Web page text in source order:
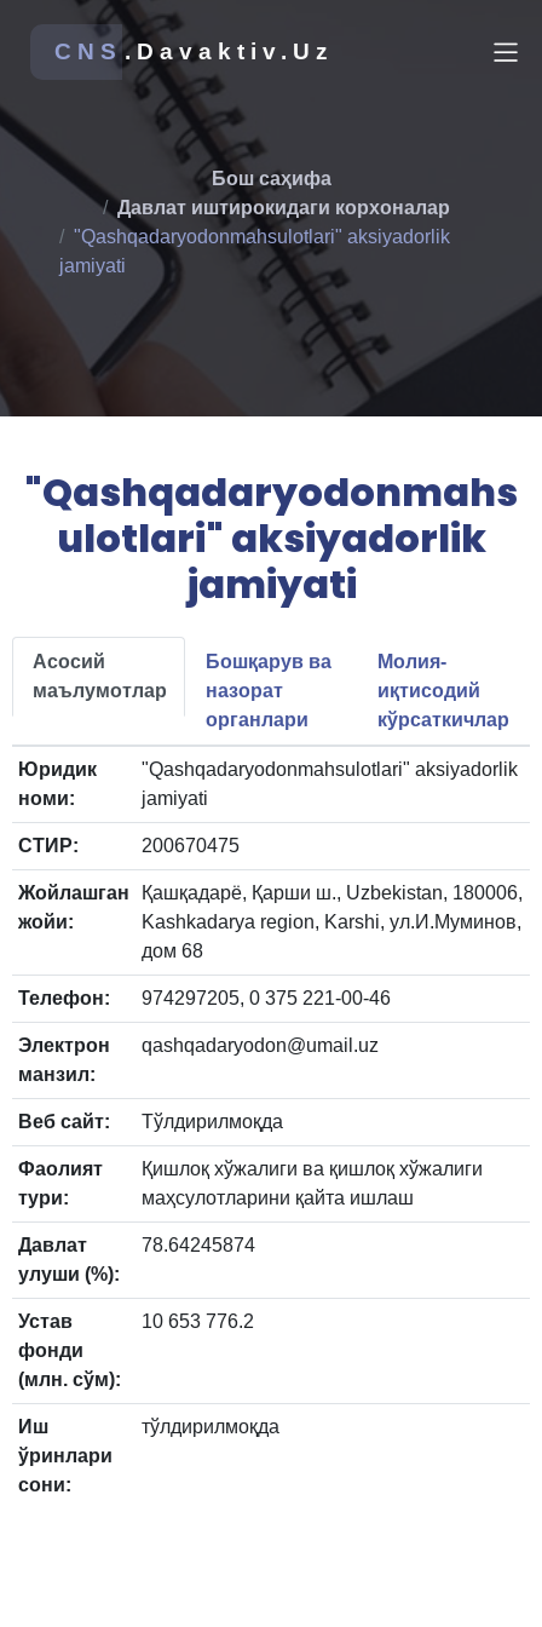
CNS .Davaktiv.Uz
Бош саҳифа
Давлат иштирокидаги корхоналар
"Qashqadaryodonmahsulotlari" aksiyadorlik
jamiyati
"Qashqadaryodonmahs
ulotlari" aksiyadorlik
jamiyati
Асосий
маълумотлар
Бошқарув ва
назорат
органлари
Молия-
иқтисодий
кўрсаткичлар
Юридик
номи:
"Qashqadaryodonmahsulotlari" aksiyadorlik
jamiyati
СТИР: 200670475
Жойлашган
жойи:
Қашқадарё, Қарши ш., Uzbekistan, 180006,
Kashkadarya region, Karshi, ул.И.Муминов,
дом 68
Телефон: 974297205, 0 375 221-00-46
Электрон
манзил:
qashqadaryodon@umail.uz
Веб сайт: Тўлдирилмоқда
Фаолият
тури:
Қишлоқ хўжалиги ва қишлоқ хўжалиги
маҳсулотларини қайта ишлаш
Давлат
улуши (%):
78.64245874
Устав
фонди
(млн. сўм):
10 653 776.2
Иш
ўринлари
сони:
тўлдирилмоқда